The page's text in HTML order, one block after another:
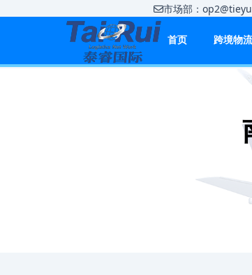
市场部：
首页 跨境物